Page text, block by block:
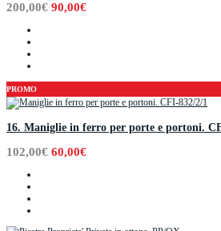
200,00€ 90,00€
PROMO
16. Maniglie in ferro per porte e portoni.
102,00€ 60,00€